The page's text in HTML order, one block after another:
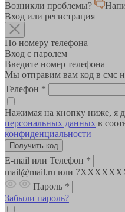
Возникли проблемы?
Вход или регистрация
По номеру телефона
Вход с паролем
Введите номер телефона
Мы отправим вам код в смс
Телефон *
Нажимая на кнопку ниже, я
персональных данных в
конфиденциальности
E-mail или Телефон *
mail@mail.ru или
Пароль *
Забыли пароль?